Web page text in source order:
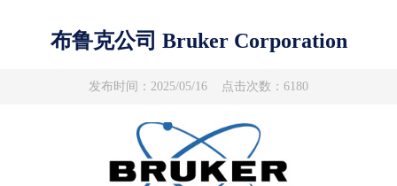
布鲁克公司 ​​Bruker Corporation
发布时间：2025/05/16 点击次数：6180